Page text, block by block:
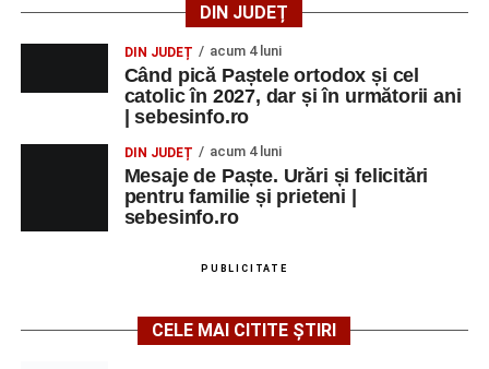
DIN JUDEȚ
DIN JUDEȚ acum 4 luni
Când pică Paștele ortodox și cel
catolic în 2027, dar și în următorii ani
| sebesinfo.ro
DIN JUDEȚ acum 4 luni
Mesaje de Paște. Urări și felicitări
pentru familie și prieteni |
sebesinfo.ro
PUBLICITATE
CELE MAI CITITE ȘTIRI